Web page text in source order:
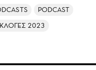
PODCAST
2023